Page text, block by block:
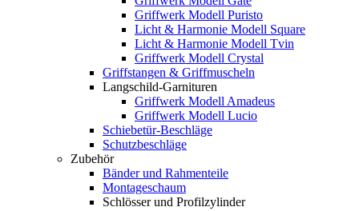
Griffwerk Modell Puristo
Licht & Harmonie Modell Square
Licht & Harmonie Modell Tvin
Griffwerk Modell Crystal
Griffstangen & Griffmuscheln
Langschild-Garnituren
Griffwerk Modell Amadeus
Griffwerk Modell Lucio
Schiebetür-Beschläge
Schutzbeschläge
Zubehör
Bänder und Rahmenteile
Montageschaum
Schlösser und Profilzylinder